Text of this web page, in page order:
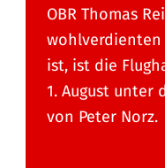
OBR Thomas
wohlverdienten
ist, ist die
1. August unter
von Peter Norz.